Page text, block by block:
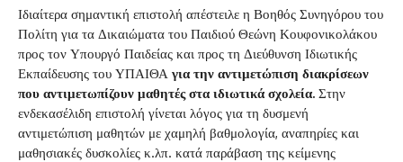
Ιδιαίτερα σημαντική επιστολή απέστειλε η Βοηθός Συνηγόρου του
Πολίτη για τα Δικαιώματα του Παιδιού Θεώνη Κουφονικολάκου
προς τον Υπουργό Παιδείας και προς τη Διεύθυνση Ιδιωτικής
Εκπαίδευσης του ΥΠΑΙΘΑ για την αντιμετώπιση διακρίσεων
που αντιμετωπίζουν μαθητές στα ιδιωτικά σχολεία. Στην
ενδεκασέλιδη επιστολή γίνεται λόγος για τη δυσμενή
αντιμετώπιση μαθητών με χαμηλή βαθμολογία, αναπηρίες και
μαθησιακές δυσκολίες κ.λπ. κατά παράβαση της κείμενης